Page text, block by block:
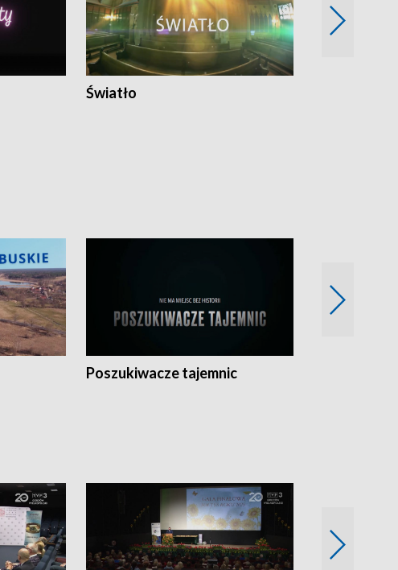
Światło
Poszukiwacze tajemnic